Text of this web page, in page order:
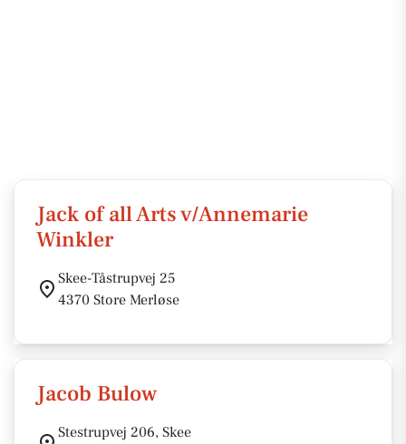
Jack of all Arts v/Annemarie
Winkler
Skee-Tåstrupvej 25
4370 Store Merløse
Jacob Bulow
Stestrupvej 206, Skee